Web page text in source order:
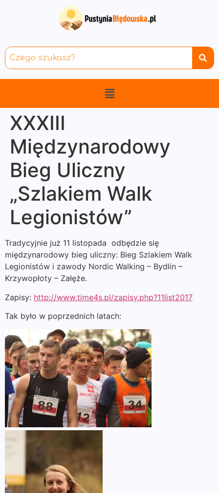
XXXIII
Międzynarodowy
Bieg Uliczny
„Szlakiem Walk
Legionistów”
Tradycyjnie już 11 listopada odbędzie się
międzynarodowy bieg uliczny: Bieg Szlakiem Walk
Legionistów i zawody Nordic Walking – Bydlin –
Krzywopłoty – Załęże.
Zapisy: http://www.time4s.pl/zapisy.php?11list2017
Tak było w poprzednich latach: